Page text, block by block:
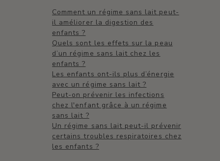
Comment un régime sans lait peut-
il améliorer la digestion des
enfants ?
Quels sont les effets sur la peau
d’un régime sans lait chez les
enfants ?
Les enfants ont-ils plus d’énergie
avec un régime sans lait ?
Peut-on prévenir les infections
chez l'enfant grâce à un régime
sans lait ?
Un régime sans lait peut-il prévenir
certains troubles respiratoires chez
les enfants ?